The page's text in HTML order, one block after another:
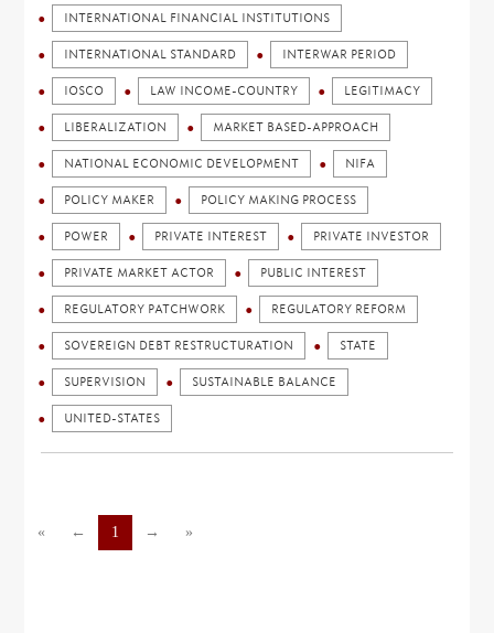
INTERNATIONAL FINANCIAL INSTITUTIONS
INTERNATIONAL STANDARD INTERWAR PERIOD
IOSCO LAW INCOME-COUNTRY LEGITIMACY
LIBERALIZATION MARKET BASED-APPROACH
NATIONAL ECONOMIC DEVELOPMENT NIFA
POLICY MAKER POLICY MAKING PROCESS
POWER PRIVATE INTEREST PRIVATE INVESTOR
PRIVATE MARKET ACTOR PUBLIC INTEREST
REGULATORY PATCHWORK REGULATORY REFORM
SOVEREIGN DEBT RESTRUCTURATION STATE
SUPERVISION SUSTAINABLE BALANCE
UNITED-STATES
« ← 1 → »